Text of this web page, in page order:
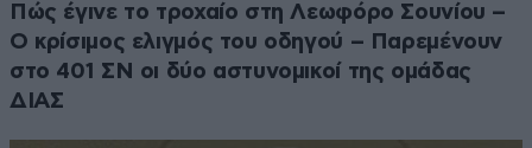
Πώς έγινε το τροχαίο στη Λεωφόρο Σουνίου –
Ο κρίσιμος ελιγμός του οδηγού – Παρεμένουν
στο 401 ΣΝ οι δύο αστυνομικοί της ομάδας
ΔΙΑΣ